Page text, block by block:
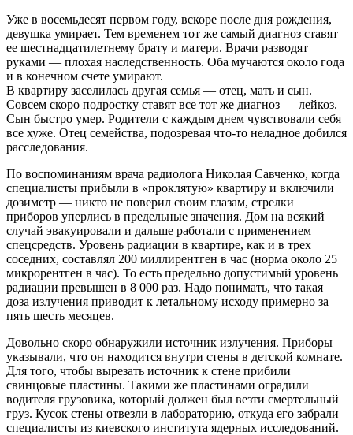
Уже в восемьдесят первом году, вскоре после дня рождения,
девушка умирает. Тем временем тот же самый диагноз ставят
ее шестнадцатилетнему брату и матери. Врачи разводят
руками — плохая наследственность. Оба мучаются около года
и в конечном счете умирают.
В квартиру заселилась другая семья — отец, мать и сын.
Совсем скоро подростку ставят все тот же диагноз — лейкоз.
Сын быстро умер. Родители с каждым днем чувствовали себя
все хуже. Отец семейства, подозревая что-то неладное добился
расследования.
По воспоминаниям врача радиолога Николая Савченко, когда
специалисты прибыли в «проклятую» квартиру и включили
дозиметр — никто не поверил своим глазам, стрелки
приборов уперлись в предельные значения. Дом на всякий
случай эвакуировали и дальше работали с применением
спецсредств. Уровень радиации в квартире, как и в трех
соседних, составлял 200 миллирентген в час (норма около 25
микрорентген в час). То есть предельно допустимый уровень
радиации превышен в 8 000 раз. Надо понимать, что такая
доза излучения приводит к летальному исходу примерно за
пять шесть месяцев.
Довольно скоро обнаружили источник излучения. Приборы
указывали, что он находится внутри стены в детской комнате.
Для того, чтобы вырезать источник к стене прибили
свинцовые пластины. Такими же пластинами оградили
водителя грузовика, который должен был везти смертельный
груз. Кусок стены отвезли в лабораторию, откуда его забрали
специалисты из киевского института ядерных исследований.